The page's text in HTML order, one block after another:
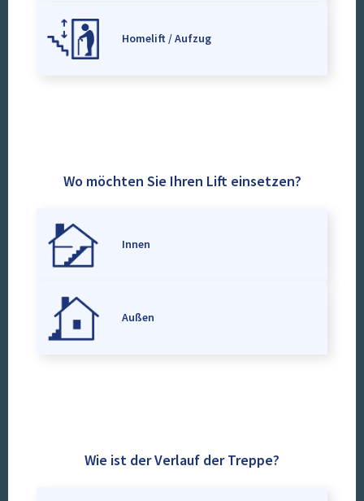
Homelift / Aufzug
Wo möchten Sie Ihren Lift einsetzen?
Innen
Außen
Wie ist der Verlauf der Treppe?